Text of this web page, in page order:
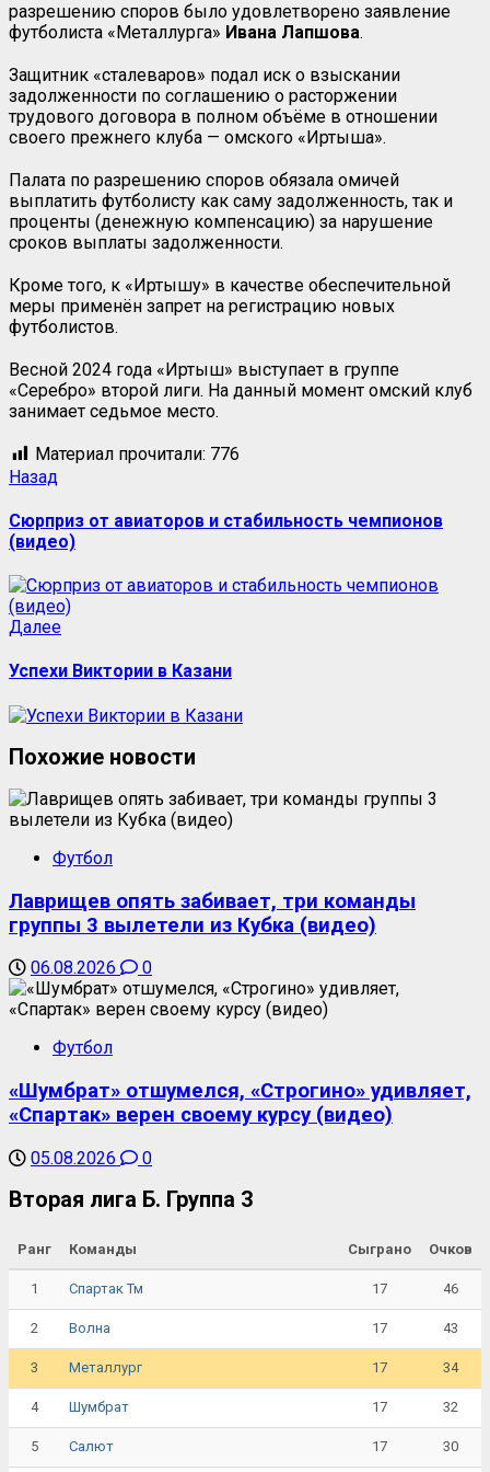
разрешению споров было удовлетворено заявление
футболиста «Металлурга» Ивана Лапшова.
Защитник «сталеваров» подал иск о взыскании
задолженности по соглашению о расторжении
трудового договора в полном объёме в отношении
своего прежнего клуба — омского «Иртыша».
Палата по разрешению споров обязала омичей
выплатить футболисту как саму задолженность, так и
проценты (денежную компенсацию) за нарушение
сроков выплаты задолженности.
Кроме того, к «Иртышу» в качестве обеспечительной
меры применён запрет на регистрацию новых
футболистов.
Весной 2024 года «Иртыш» выступает в группе
«Серебро» второй лиги. На данный момент омский клуб
занимает седьмое место.
Материал прочитали: 776
Навигация
записи
Назад
Сюрприз от авиаторов и стабильность чемпионов
(видео)
ДалееСледующая
Успехи Виктории в Казани
Похожие новости
Футбол
Лаврищев опять забивает, три команды
группы 3 вылетели из Кубка (видео)
06.08.2026 0
Футбол
«Шумбрат» отшумелся, «Строгино» удивляет,
«Спартак» верен своему курсу (видео)
05.08.2026 0
Вторая лига Б. Группа 3
Ранг Команды Сыграно Очков
1 Спартак Тм 17 46
2 Волна 17 43
3 Металлург 17 34
4 Шумбрат 17 32
5 Салют 17 30